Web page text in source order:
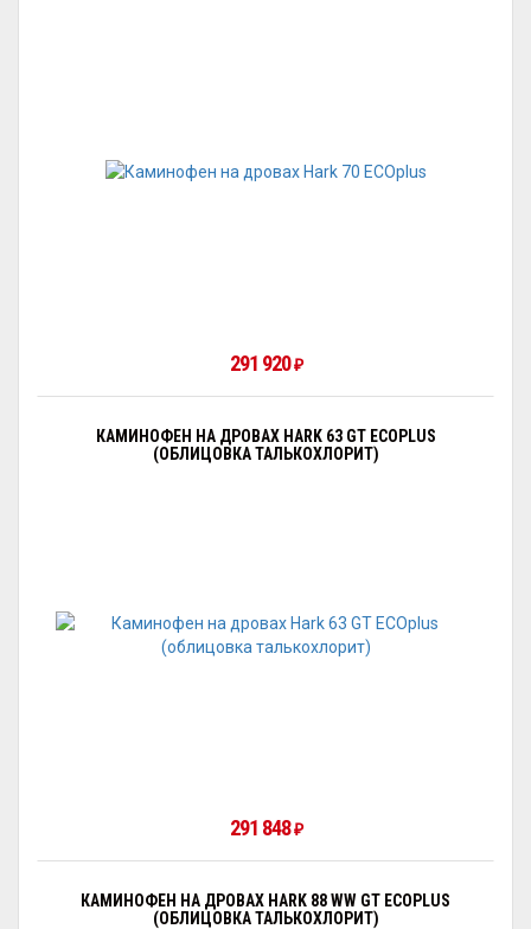
291 920 ₽
КАМИНОФЕН НА ДРОВАХ HARK 63 GT ECOPLUS
(ОБЛИЦОВКА ТАЛЬКОХЛОРИТ)
291 848 ₽
КАМИНОФЕН НА ДРОВАХ HARK 88 WW GT ECOPLUS
(ОБЛИЦОВКА ТАЛЬКОХЛОРИТ)